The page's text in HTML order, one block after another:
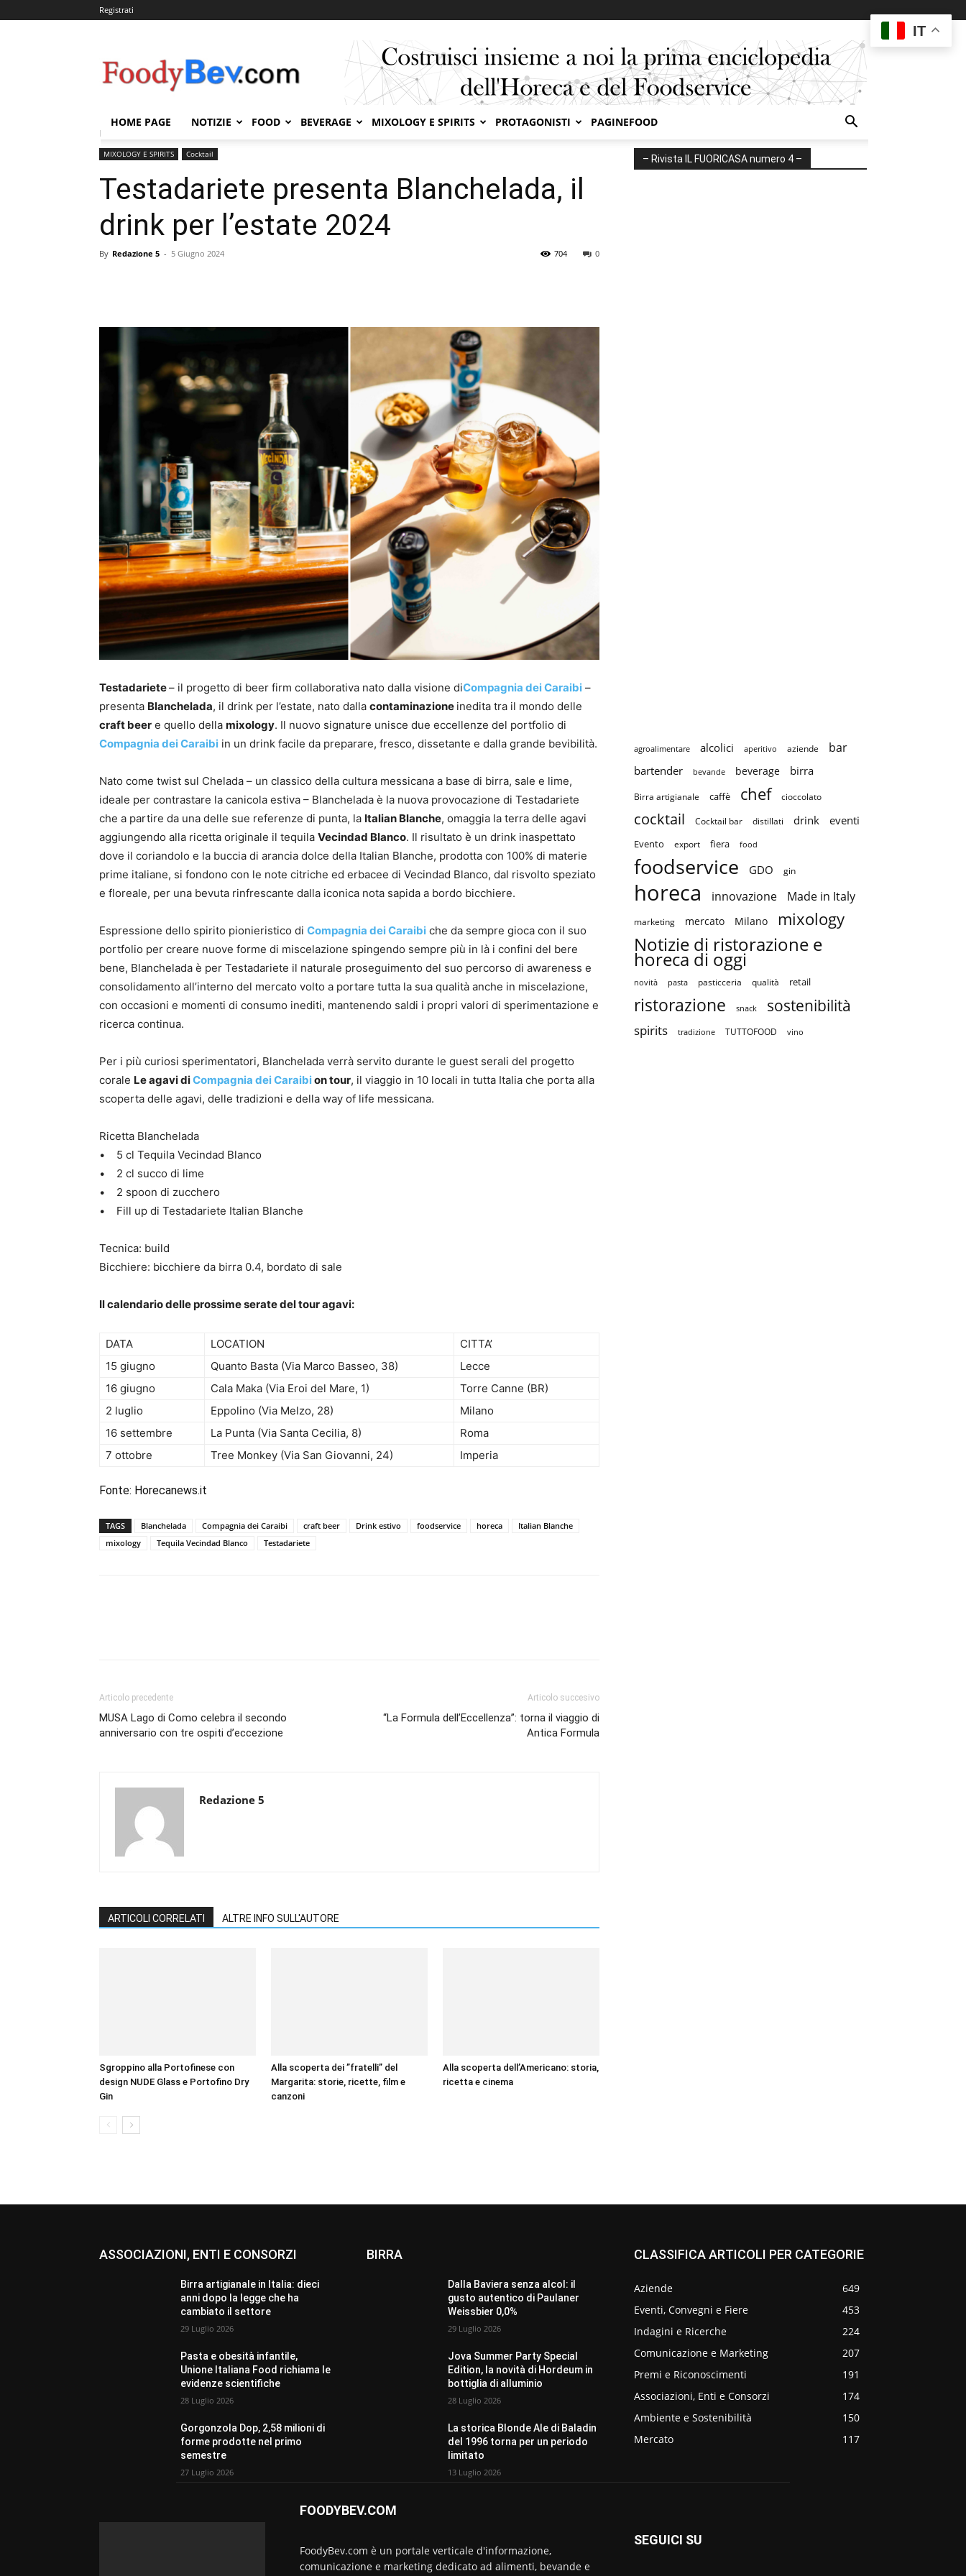
Registrati
HOME PAGE NOTIZIE FOOD BEVERAGE MIXOLOGY E SPIRITS PROTAGONISTI PAGINEFOOD
Home
MIXOLOGY E SPIRITS Cocktail
Testadariete presenta Blanchelada, il
drink per l’estate 2024
By Redazione 5 - 5 Giugno 2024 0
704
Testadariete– il progetto di beer firm collaborativa nato dalla visione diCompagnia dei Caraibi –
presenta Blanchelada, il drink per l’estate, nato dalla contaminazione inedita tra il mondo delle
craft beer e quello della mixology. Il nuovo signature unisce due eccellenze del portfolio di
Compagnia dei Caraibi in un drink facile da preparare, fresco, dissetante e dalla grande bevibilità.
Nato come twist sul Chelada – un classico della cultura messicana a base di birra, sale e lime,
ideale per contrastare la canicola estiva – Blanchelada è la nuova provocazione di Testadariete
che a partire da una delle sue referenze di punta, la Italian Blanche, omaggia la terra delle agavi
aggiungendo alla ricetta originale il tequila Vecindad Blanco. Il risultato è un drink inaspettato
dove il coriandolo e la buccia di arancia dolce della Italian Blanche, prodotta con 100% di materie
prime italiane, si fondono con le note citriche ed erbacee di Vecindad Blanco, dal risvolto speziato
e floreale, per una bevuta rinfrescante dalla iconica nota sapida a bordo bicchiere.
Espressione dello spirito pionieristico di Compagnia dei Caraibi che da sempre gioca con il suo
portfolio per creare nuove forme di miscelazione spingendo sempre più in là i confini del bere
bene, Blanchelada è per Testadariete il naturale proseguimento del suo percorso di awareness e
consolidamento all’interno del mercato volto a portare tutta la sua qualità anche in miscelazione,
con occasioni e momenti di consumo inediti, mantenendo saldi i propri valori di sperimentazione e
ricerca continua.
Per i più curiosi sperimentatori, Blanchelada verrà servito durante le guest serali del progetto
corale Le agavi diCompagnia dei Caraibion tour, il viaggio in 10 locali in tutta Italia che porta alla
scoperta delle agavi, delle tradizioni e della way of life messicana.
Ricetta Blanchelada
• 5 cl Tequila Vecindad Blanco
• 2 cl succo di lime
• 2 spoon di zucchero
• Fill up di Testadariete Italian Blanche
Tecnica: build
Bicchiere: bicchiere da birra 0.4, bordato di sale
Il calendario delle prossime serate del tour agavi:
DATA LOCATION
CITTA’
15 giugno
Quanto Basta (Via Marco Basseo, 38)
Lecce
16 giugno
Cala Maka (Via Eroi del Mare, 1)
Torre Canne (BR)
2 luglio
Eppolino (Via Melzo, 28)
Milano
16 settembre
La Punta (Via Santa Cecilia, 8)
Roma
7 ottobre
Tree Monkey (Via San Giovanni, 24) Imperia
Fonte: Horecanews.it
TAGS Blanchelada Compagnia dei Caraibi craft beer Drink estivo foodservice horeca
Italian Blanche
mixology
Tequila Vecindad Blanco Testadariete
Articolo precedente
MUSA Lago di Como celebra il secondo
anniversario con tre ospiti d’eccezione
Articolo succesivo
“La Formula dell’Eccellenza”: torna il viaggio di
Antica Formula
Redazione 5
ARTICOLI CORRELATI ALTRE INFO SULL'AUTORE
Sgroppino alla Portofinese con
design NUDE Glass e Portofino Dry
Gin
Alla scoperta dei ”fratelli” del
Margarita: storie, ricette, film e
canzoni
Alla scoperta dell’Americano: storia,
ricetta e cinema
– Rivista IL FUORICASA numero 4 –
agroalimentare alcolici aperitivo aziende bar
bartender bevande beverage birra
Birra artigianale caffè chef cioccolato
cocktail Cocktail bar distillati drink eventi
Evento export fiera food
foodservice GDO gin
horeca innovazione Made in Italy
marketing mercato Milano mixology
Notizie di ristorazione e
horeca di oggi
novità pasta pasticceria qualità retail
ristorazione snack sostenibilità
spirits tradizione TUTTOFOOD vino
ASSOCIAZIONI, ENTI E CONSORZI
Birra artigianale in Italia: dieci
anni dopo la legge che ha
cambiato il settore
29 Luglio 2026
Pasta e obesità infantile,
Unione Italiana Food richiama le
evidenze scientifiche
28 Luglio 2026
Gorgonzola Dop, 2,58 milioni di
forme prodotte nel primo
semestre
27 Luglio 2026
BIRRA
Dalla Baviera senza alcol: il
gusto autentico di Paulaner
Weissbier 0,0%
29 Luglio 2026
Jova Summer Party Special
Edition, la novità di Hordeum in
bottiglia di alluminio
28 Luglio 2026
La storica Blonde Ale di Baladin
del 1996 torna per un periodo
limitato
13 Luglio 2026
CLASSIFICA ARTICOLI PER CATEGORIE
Aziende
649
Eventi, Convegni e Fiere
453
Indagini e Ricerche
224
Comunicazione e Marketing
207
Premi e Riconoscimenti
191
Associazioni, Enti e Consorzi
174
Ambiente e Sostenibilità
150
Mercato
117
FOODYBEV.COM
FoodyBev.com è un portale verticale d'informazione,
comunicazione e marketing dedicato ad alimenti, bevande e
SEGUICI SU
IT